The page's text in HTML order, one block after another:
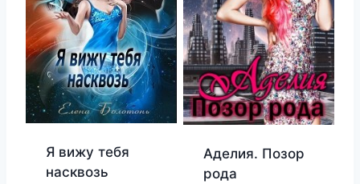
Я вижу тебя
насквозь
Аделия. Позор
рода